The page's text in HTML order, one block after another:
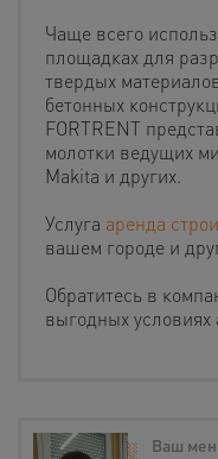
Чаще всего
площадках для
твердых
бетонных
FORTRENT
молотки ведущих
Makita и других.
Услуга аренда
вашем городе и
Обратитесь в
выгодных
Ваш